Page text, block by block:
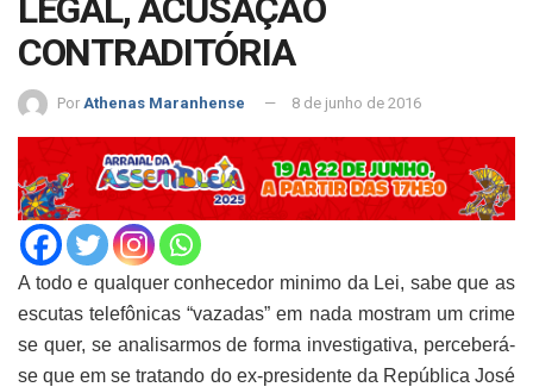
LEGAL, ACUSAÇÃO
CONTRADITÓRIA
Por Athenas Maranhense 8 de junho de 2016
A todo e qualquer conhecedor minimo da Lei, sabe que as
escutas telefônicas “vazadas” em nada mostram um crime
se quer, se analisarmos de forma investigativa, perceberá-
se que em se tratando do ex-presidente da República José